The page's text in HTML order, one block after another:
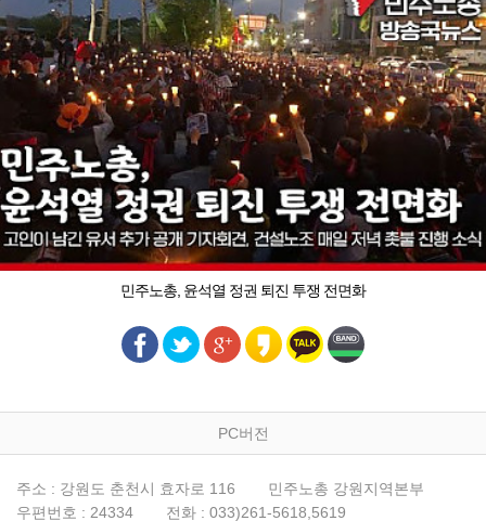
민주노총, 윤석열 정권 퇴진 투쟁 전면화
PC버전
주소 : 강원도 춘천시 효자로 116
민주노총 강원지역본부
우편번호 : 24334
전화 : 033)261-5618,5619